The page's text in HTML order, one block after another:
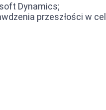
Dynamics;
przeszłości w